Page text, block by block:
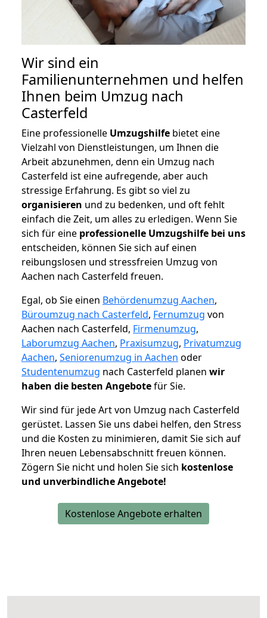
Wir sind ein
Familienunternehmen und helfen
Ihnen beim Umzug nach
Casterfeld
Eine professionelle Umzugshilfe bietet eine
Vielzahl von Dienstleistungen, um Ihnen die
Arbeit abzunehmen, denn ein Umzug nach
Casterfeld ist eine aufregende, aber auch
stressige Erfahrung. Es gibt so viel zu
organisieren und zu bedenken, und oft fehlt
einfach die Zeit, um alles zu erledigen. Wenn Sie
sich für eine professionelle Umzugshilfe bei uns
entscheiden, können Sie sich auf einen
reibungslosen und stressfreien Umzug von
Aachen nach Casterfeld freuen.
Egal, ob Sie einen Behördenumzug Aachen,
Büroumzug nach Casterfeld, Fernumzug von
Aachen nach Casterfeld, Firmenumzug,
Laborumzug Aachen, Praxisumzug, Privatumzug
Aachen, Seniorenumzug in Aachen oder
Studentenumzug nach Casterfeld planen wir
haben die besten Angebotefür Sie.
Wir sind für jede Art von Umzug nach Casterfeld
gerüstet. Lassen Sie uns dabei helfen, den Stress
und die Kosten zu minimieren, damit Sie sich auf
Ihren neuen Lebensabschnitt freuen können.
Zögern Sie nicht und holen Sie sich kostenlose
und unverbindliche Angebote!
Kostenlose Angebote erhalten